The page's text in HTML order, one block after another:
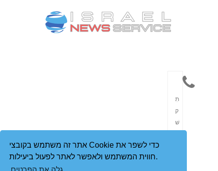
אתר זה משתמש בקובצי Cookie כדי לשפר את
חווית המשתמש ולאפשר לאתר לפעול ביעילות.
תִ
ק
שׁ